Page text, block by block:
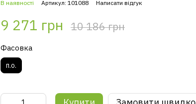
В наявності Артикул: 101088 Написати відгук
9 271 грн 10 186 грн
Фасовка
п.о.